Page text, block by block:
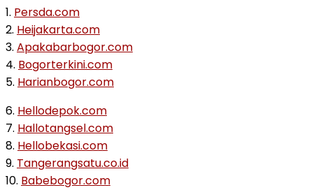
1. Persda.com
2. Heijakarta.com
3. Apakabarbogor.com
4. Bogorterkini.com
5. Harianbogor.com
6. Hellodepok.com
7. Hallotangsel.com
8. Hellobekasi.com
9. Tangerangsatu.co.id
10. Babebogor.com